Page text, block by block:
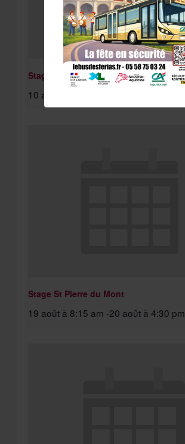
Stage St Paul Lès Dax
10 août à 8:15 am
Stage St Pierre du Mont
19 août à 8:15 am -20 août à 4:30 pm